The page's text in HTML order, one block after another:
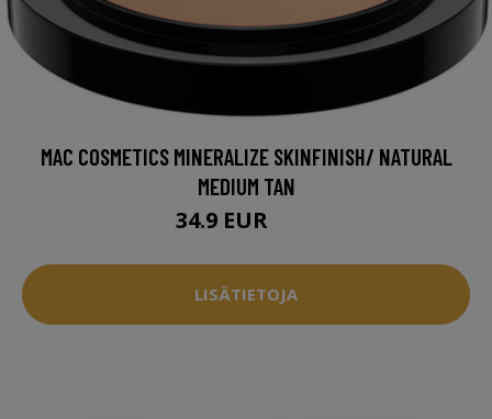
MAC COSMETICS MINERALIZE SKINFINISH/ NATURAL
MEDIUM TAN
34.9 EUR
LISÄTIETOJA